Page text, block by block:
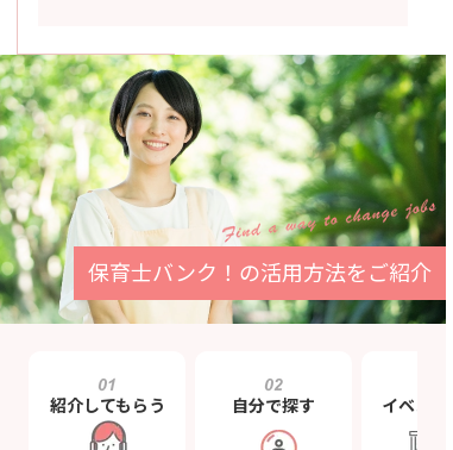
保育士バンク！ の活用方法をご紹介
紹介してもらう 自分で探す イベント